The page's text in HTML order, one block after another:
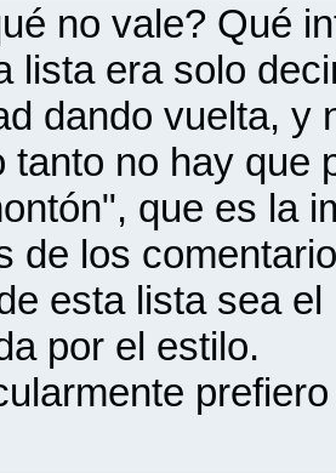
no vale? Qué
lista era solo
dando vuelta, y
tanto no hay que
que es la
de los
esta lista sea
por el estilo.